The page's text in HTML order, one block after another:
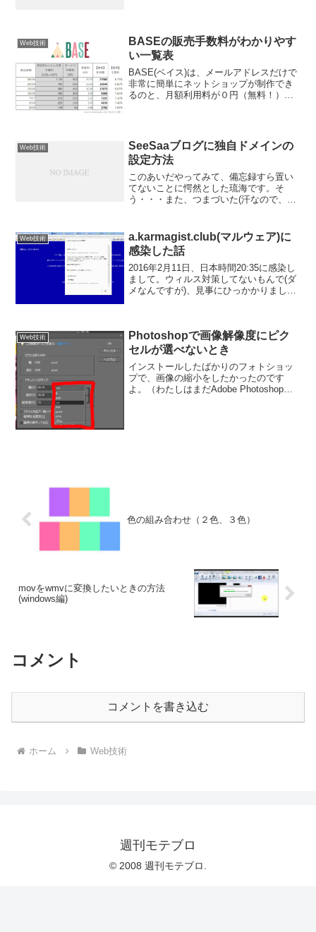
Web技術
BASEの販売手数料がわかりやす
い一覧表
BASE(ベイス)は、メールアドレスだけで
非常に簡単にネットショップが制作でき
るのと、月額利用料が０円（無料！）で
在、一押し！のネ...
Web技術
SeeSaaブログに独自ドメインの
設定方法
このあいだやってみて、備忘録すら置い
てないことに愕然とした琉海です。そ
う・・・また、つまづいた(汗なので、残
から、琉海が書くんです。ちなみに、な
ぜこういうことをす...
Web技術
a.karmagist.club(マルウェア)に
感染した話
2016年2月11日、日本時間20:35に感染し
まして。ウィルス対策してないもんで(ダ
メなんですが)、見事にひっかかりまし
してそうな...
Web技術
Photoshopで画像解像度にピク
セルが選べないとき
インストールしたばかりのフォトショッ
プで、画像の縮小をしたかったのです
よ。（わたしはまだAdobe Photoshop
色の組み合わせ（２色、３色）
movをwmvに変換したいときの方法
(windows編)
コメント
コメントを書き込む
ホーム Web技術
週刊モテブロ
© 2008 週刊モテブロ.